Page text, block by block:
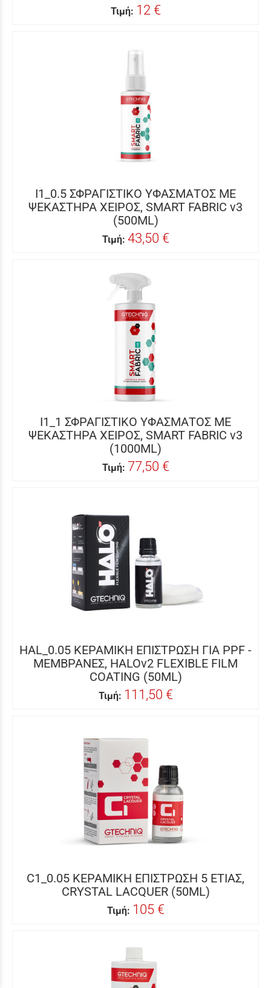
Τιμή: 12 €
I1_0.5 ΣΦΡΑΓΙΣΤΙΚΟ ΥΦΑΣΜΑΤΟΣ ΜΕ
ΨΕΚΑΣΤΗΡΑ ΧΕΙΡΟΣ, SMART FABRIC v3
(500ML)
Τιμή: 43,50 €
I1_1 ΣΦΡΑΓΙΣΤΙΚΟ ΥΦΑΣΜΑΤΟΣ ΜΕ
ΨΕΚΑΣΤΗΡΑ ΧΕΙΡΟΣ, SMART FABRIC v3
(1000ML)
Τιμή: 77,50 €
HAL_0.05 ΚΕΡΑΜΙΚΗ ΕΠΙΣΤΡΩΣΗ ΓΙΑ PPF -
ΜΕΜΒΡΑΝΕΣ, HALOv2 FLEXIBLE FILM
COATING (50ML)
Τιμή: 111,50 €
C1_0.05 ΚΕΡΑΜΙΚΗ ΕΠΙΣΤΡΩΣΗ 5 ΕΤΙΑΣ,
CRYSTAL LACQUER (50ML)
Τιμή: 105 €